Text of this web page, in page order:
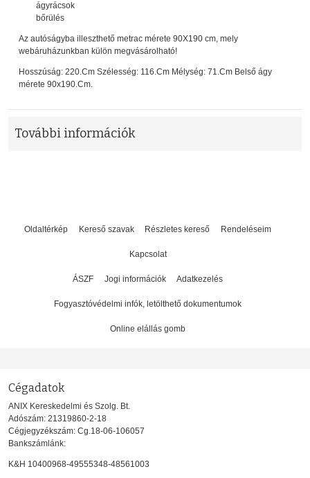
ágyrácsok
bőrülés
Az autóságyba illeszthető metrac mérete 90X190 cm, mely
webáruházunkban külön megvásárolható!
Hosszúság: 220.Cm Szélesség: 116.Cm Mélység: 71.Cm Belső ágy
mérete 90x190.Cm.
További információk
Oldaltérkép Kereső szavak Részletes kereső Rendeléseim
Kapcsolat
ÁSZF Jogi információk Adatkezelés
Fogyasztóvédelmi infók, letölthető dokumentumok
Online elállás gomb
Cégadatok
ANIX Kereskedelmi és Szolg. Bt.
Adószám: 21319860-2-18
Cégjegyzékszám: Cg.18-06-106057
Bankszámlánk:
K&H 10400968-49555348-48561003